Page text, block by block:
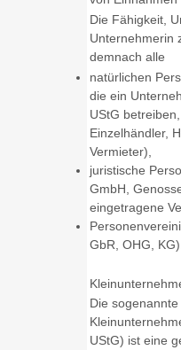
Die Fähigkeit,
Unternehmerin
demnach alle
natürlichen
die ein
UStG
Einzelhändler,
Vermieter),
juristische
GmbH,
eingetragene
GbR, OHG,
Die sogenannte
UStG) ist eine